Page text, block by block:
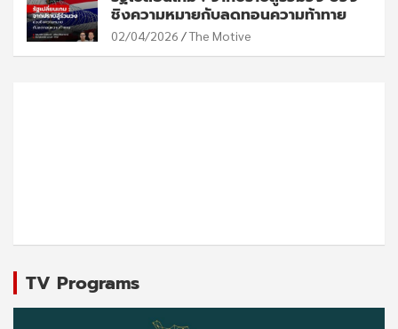
ชิงความหมายกับลดทอนความท้าทาย
02/04/2026 The Motive
TV Programs